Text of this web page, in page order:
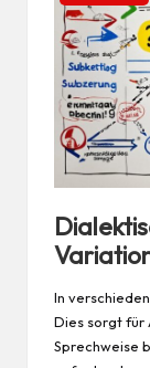
In
Dies sorgt für
Sprechweise